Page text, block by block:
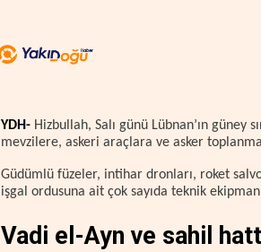
YDH- Hizbullah, Salı günü Lübnan’ın güney
mevzilere, askeri araçlara ve asker
Güdümlü füzeler, intihar dronları, roket
işgal ordusuna ait çok sayıda teknik
Vadi el-Ayn ve sahil